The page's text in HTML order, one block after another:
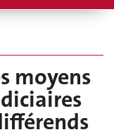
moyens